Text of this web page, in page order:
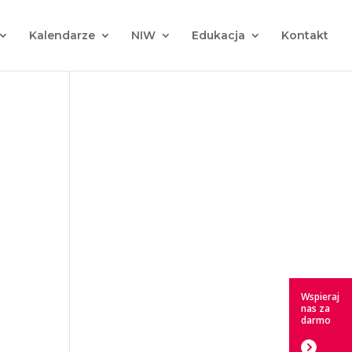
Kalendarze NIW Edukacja Kontakt
Wspieraj
nas za
darmo